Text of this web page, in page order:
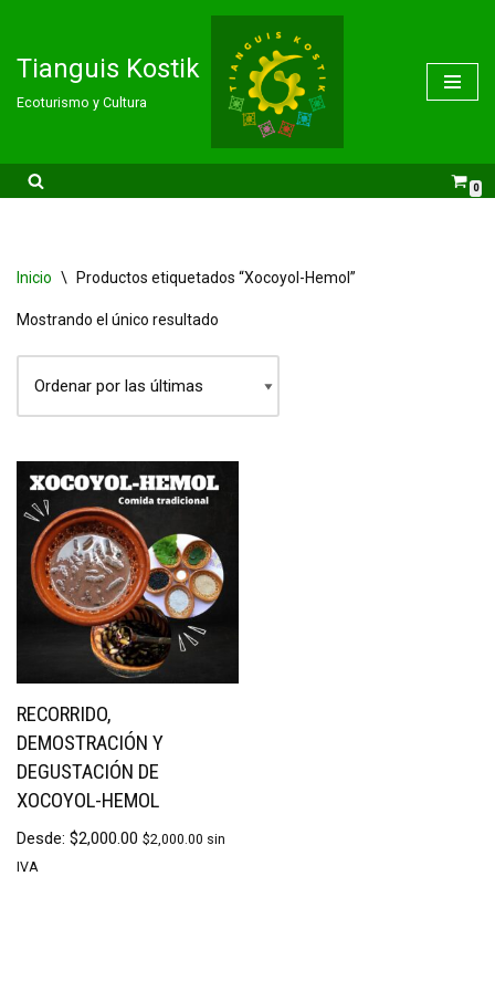
Saltar
contenido
Tianguis Kostik
Ecoturismo y Cultura
0
Inicio \ Productos etiquetados “Xocoyol-Hemol”
Mostrando el único resultado
RECORRIDO,
DEMOSTRACIÓN Y
DEGUSTACIÓN DE
XOCOYOL-HEMOL
Desde: $2,000.00 $2,000.00 sin
IVA